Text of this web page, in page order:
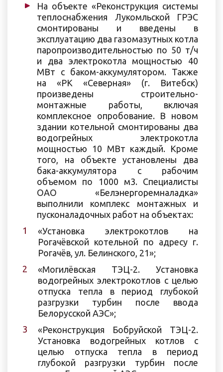
На объекте «Реконструкция системы
теплоснабжения Лукомльской ГРЭС
смонтированы и введены в
эксплуатацию два газомазутных котла
паропроизводительностью по 50 т/ч
и два электрокотла мощностью 40
МВт с баком-аккумулятором. Также
на «РК «Северная» (г. Витебск)
произведены строительно-
монтажные работы, включая
комплексное опробование. В новом
здании котельной смонтированы два
водогрейных электрокотла
мощностью 10 МВт каждый. Кроме
того, на объекте установлены два
бака-аккумулятора с рабочим
объемом по 1000 м3. Специалисты
ОАО «Белэнергоремналадка»
выполнили комплекс монтажных и
пусконаладочных работ на объектах:
«Установка электрокотлов на
Рогачёвской котельной по адресу г.
Рогачёв, ул. Белинского, 21»;
«Могилёвская ТЭЦ-2. Установка
водогрейных электрокотлов с целью
отпуска тепла в период глубокой
разгрузки турбин после ввода
Белорусской АЭС»;
«Реконструкция Бобруйской ТЭЦ-2.
Установка водогрейных котлов с
целью отпуска тепла в период
глубокой разгрузки турбин после